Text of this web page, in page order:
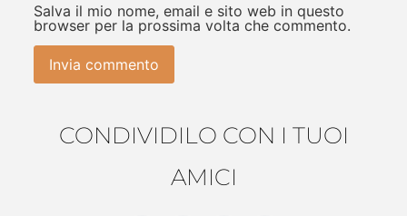
Salva il mio nome, email e sito web in questo
browser per la prossima volta che commento.
CONDIVIDILO CON I TUOI
AMICI